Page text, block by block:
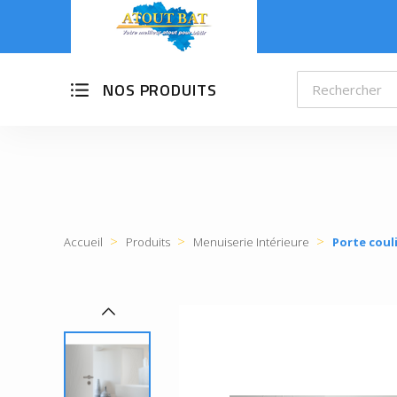
NOS PRODUITS
Accueil Produits Menuiserie Intérieure Porte
d